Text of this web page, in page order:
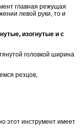
главная режущая
левой руки, то и
изогнутые и с
головкой ширина
резцов,
этот инструмент имеет